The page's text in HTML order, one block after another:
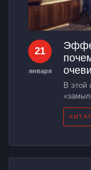
21
января
В этой